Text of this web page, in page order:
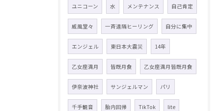
ユニコーン 水 メンテナンス 自己肯定
威風堂々 一斉遠隔ヒーリング 自分に集中
エンジェル 東日本大震災 14年
乙女座満月 皆既月食 乙女座満月皆既月食
伊奈波神社 サンジェルマン パリ
千手観音 胎内回帰 TikTok lite